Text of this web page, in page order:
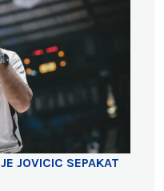
JOVICIC SEPAKAT